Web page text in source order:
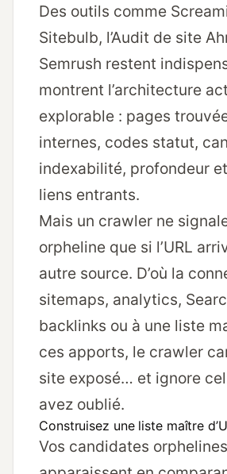
Des outils comme
Sitebulb, l’Audit de site
Semrush restent
montrent l’architecture
explorable : pages
internes, codes statut,
indexabilité, profondeur
liens entrants.
Mais un crawler ne
orpheline que si l’URL
autre source. D’où la
sitemaps, analytics,
backlinks ou à une liste
ces apports, le crawler
site exposé… et ignore
avez oublié.
Construisez une liste maître
Vos candidates orphelines